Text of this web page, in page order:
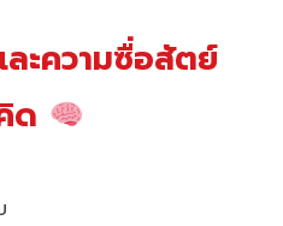
ละความซื่อสัตย์
ด